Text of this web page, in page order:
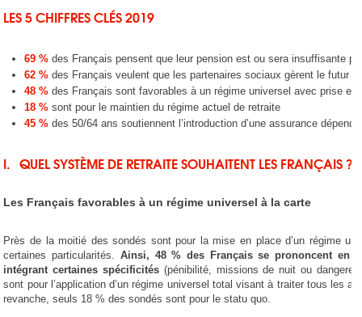
LES 5 CHIFFRES CLÉS 2019
69 % des Français pensent que leur pension est ou sera insuffisante
62 % des Français veulent que les partenaires sociaux gèrent le futur
48 % des Français sont favorables à un régime universel avec prise
18 % sont pour le maintien du régime actuel de retraite
45 % des 50/64 ans soutiennent l’introduction d’une assurance
I. QUEL SYSTÈME DE RETRAITE SOUHAITENT LES FRANÇAIS ?
Les Français favorables à un régime universel à la carte
Près de la moitié des sondés sont pour la mise en place d’un régime
certaines particularités. Ainsi, 48 % des Français se prononcent en
intégrant certaines spécificités (pénibilité, missions de nuit ou
sont pour l’application d’un régime universel total visant à traiter tous les
revanche, seuls 18 % des sondés sont pour le statu quo.